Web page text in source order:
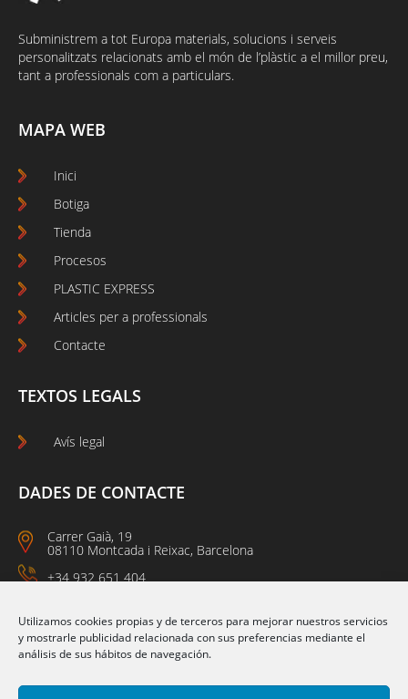
Utilizamos cookies propias y de terceros para mejorar nuestros servicios
y mostrarle publicidad relacionada con sus preferencias mediante el
análisis de sus hábitos de navegación.
Subministrem a tot Europa materials, solucions i serveis
personalitzats relacionats amb el món de l’plàstic a el millor preu,
tant a professionals com a particulars.
MAPA WEB
Inici
Botiga
Tienda
Procesos
PLASTIC EXPRESS
Articles per a professionals
Contacte
TEXTOS LEGALS
Avís legal
DADES DE CONTACTE
Carrer Gaià, 19
08110 Montcada i Reixac, Barcelona
+34 932 651 404
15:00 a 18:00